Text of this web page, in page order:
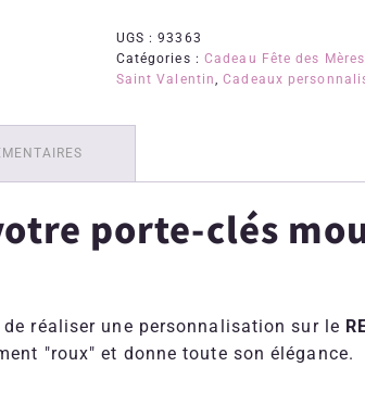
mousqueton
chromé
et
noir
UGS :93363
Catégories : Cadeau Fête des Mères
Saint Valentin,Cadeaux
porte-clés
réaliser une personnalisation sur le
"roux" et donne toute son élégance.